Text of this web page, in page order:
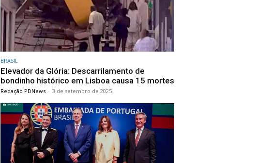
BRASIL
Elevador da Glória: Descarrilamento de
bondinho histórico em Lisboa causa 15 mortes
Redação PDNews - 3 de setembro de 2025